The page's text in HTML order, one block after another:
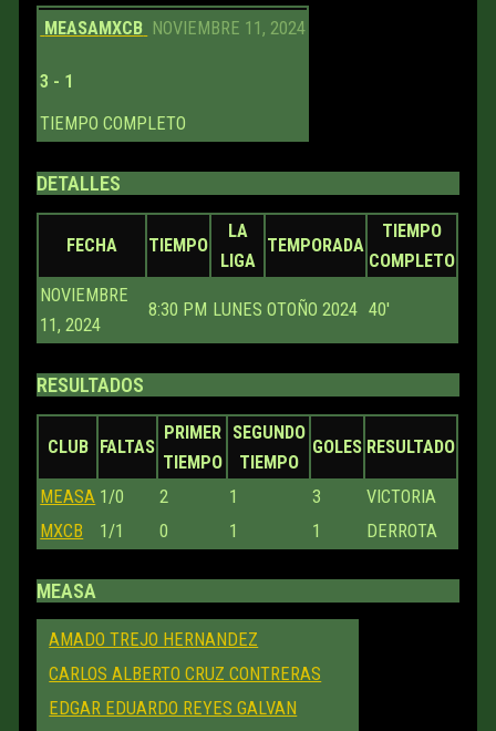
MEASAMXCB NOVIEMBRE 11, 2024
3 - 1
TIEMPO COMPLETO
DETALLES
FECHA TIEMPO
LA
LIGA
TEMPORADA
TIEMPO
COMPLETO
NOVIEMBRE
11, 2024
8:30 PM LUNES OTOÑO 2024 40'
RESULTADOS
CLUB FALTAS
PRIMER
TIEMPO
SEGUNDO
TIEMPO
GOLES RESULTADO
MEASA 1/0 2 1 3
VICTORIA
MXCB
1/1 0 1 1 DERROTA
MEASA
AMADO TREJO HERNANDEZ
CARLOS ALBERTO CRUZ CONTRERAS
EDGAR EDUARDO REYES GALVAN